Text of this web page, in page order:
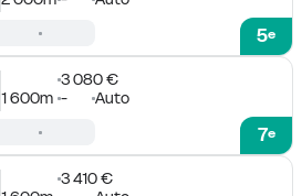
5e
3 080 €
1 600m - Auto
7e
3 410 €